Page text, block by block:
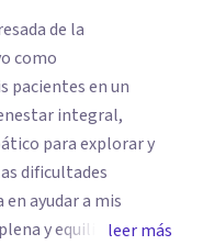
de la
como
pacientes en un
integral,
para explorar y
dificultades
ayudar a mis
y equilibrada. Si
leer más